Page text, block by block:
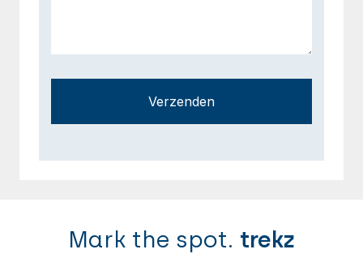
Verzenden
Mark the spot. trekz